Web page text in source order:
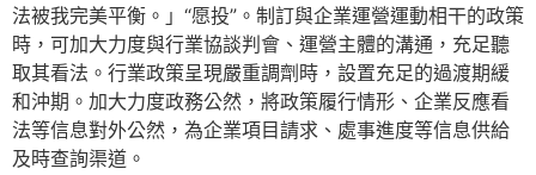
法被我完美平衡。」“愿投”。制訂與企業運營運動相干的政策
時，可加大力度與行業協談判會、運營主體的溝通，充足聽
取其看法。行業政策呈現嚴重調劑時，設置充足的過渡期緩
和沖期。加大力度政務公然，將政策履行情形、企業反應看
法等信息對外公然，為企業項目請求、處事進度等信息供給
及時查詢渠道。